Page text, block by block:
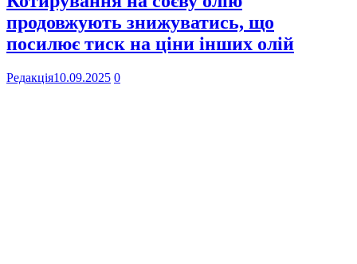
продовжують знижуватись, що
посилює тиск на ціни інших олій
Редакція10.09.2025 0